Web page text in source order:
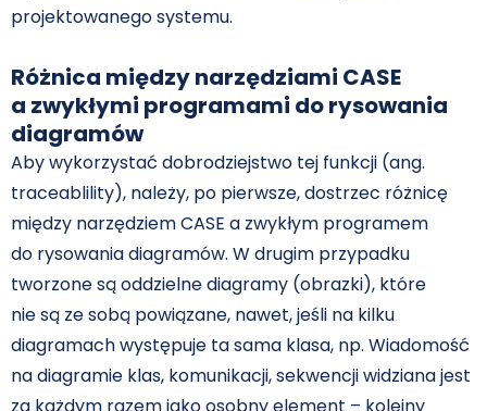
projektowanego systemu.
Różnica między narzędziami CASE
a zwykłymi programami do rysowania
diagramów
Aby wykorzystać dobrodziejstwo tej funkcji (ang.
traceablility), należy, po pierwsze, dostrzec różnicę
między narzędziem CASE a zwykłym programem
do rysowania diagramów. W drugim przypadku
tworzone są oddzielne diagramy (obrazki), które
nie są ze sobą powiązane, nawet, jeśli na kilku
diagramach występuje ta sama klasa, np. Wiadomość
na diagramie klas, komunikacji, sekwencji widziana jest